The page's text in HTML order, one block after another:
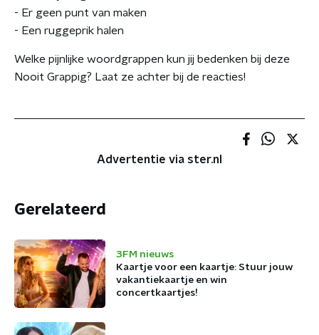
- Er geen punt van maken
- Een ruggeprik halen
Welke pijnlijke woordgrappen kun jij bedenken bij deze
Nooit Grappig? Laat ze achter bij de reacties!
Advertentie via ster.nl
Gerelateerd
3FM nieuws
Kaartje voor een kaartje: Stuur jouw
vakantiekaartje en win
concertkaartjes!